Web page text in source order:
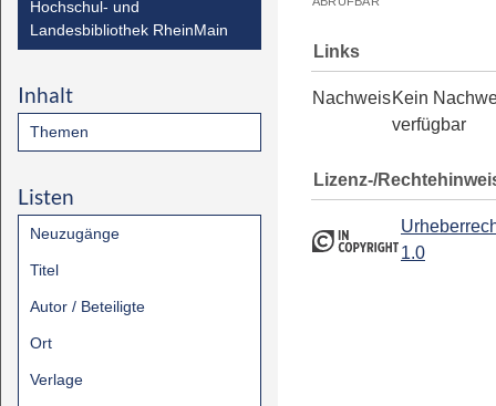
Hochschul- und
Landesbibliothek RheinMain
Inhalt
Themen
Listen
Neuzugänge
Titel
Autor / Beteiligte
Ort
Verlage
Links
NachweisKein
verfügbar
Lizenz-/
1.0